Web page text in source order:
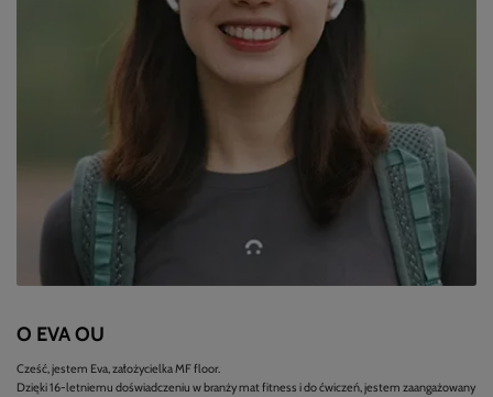
O EVA OU
Cześć, jestem Eva, założycielka MF floor.
Dzięki 16-letniemu doświadczeniu w branży mat fitness i do ćwiczeń, jestem zaangażowany